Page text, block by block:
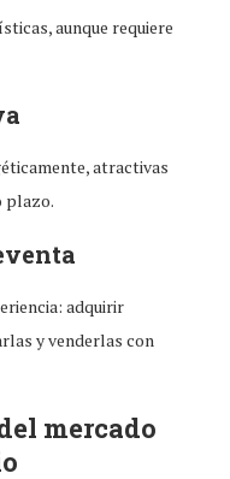
aunque requiere
atractivas
plazo.
adquirir
y venderlas con
mercado